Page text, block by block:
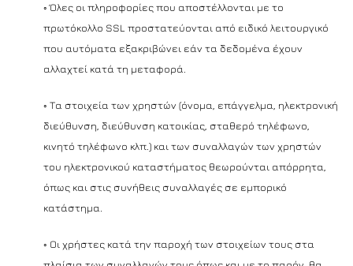
◦ Όλες οι πληροφορίες που αποστέλλονται με το
πρωτόκολλο SSL προστατεύονται από ειδικό λειτουργικό
που αυτόματα εξακριβώνει εάν τα δεδομένα έχουν
αλλαχτεί κατά τη μεταφορά.
◦ Τα στοιχεία των χρηστών (όνομα, επάγγελμα, ηλεκτρονική
διεύθυνση, διεύθυνση κατοικίας, σταθερό τηλέφωνο,
κινητό τηλέφωνο κλπ.) και των συναλλαγών των χρηστών
του ηλεκτρονικού καταστήματος θεωρούνται απόρρητα,
όπως και στις συνήθεις συναλλαγές σε εμπορικό
κατάστημα.
◦ Οι χρήστες κατά την παροχή των στοιχείων τους στα